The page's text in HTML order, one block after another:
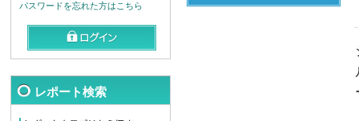
パスワードを忘れた方はこちら
レポート検索